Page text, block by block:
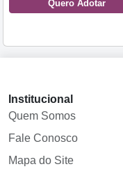
Quero Adotar
Institucional
Quem Somos
Fale Conosco
Mapa do Site